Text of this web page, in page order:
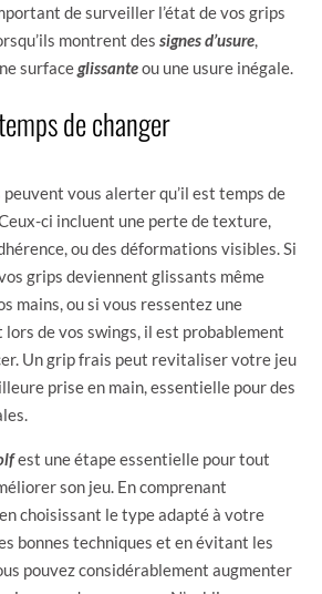
de surveiller l’état de vos grips
montrent des signes d’usure
surfaceglissanteou une usure inégale.
de changer
vous alerter qu’il est temps de
ci incluent une perte de texture,
ou des déformations visibles. Si
grips deviennent glissants même
mains, ou si vous ressentez une
de vos swings, il est probablement
Un grip frais peut revitaliser votre jeu
prise en main, essentielle pour des
est une étape essentielle pour tout
son jeu. En comprenant
choisissant le type adapté à votre
bonnes techniques et en évitant les
pouvez considérablement augmenter